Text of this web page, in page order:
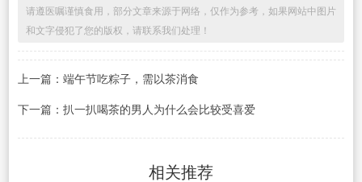
请遵医嘱谨慎食用，部分文章来源于网络，仅作为参考，如果网站中图片
和文字侵犯了您的版权，请联系我们处理！
上一篇：端午节吃粽子，需以茶消食
下一篇：扒一扒喝茶的男人为什么会比较受喜爱
相关推荐